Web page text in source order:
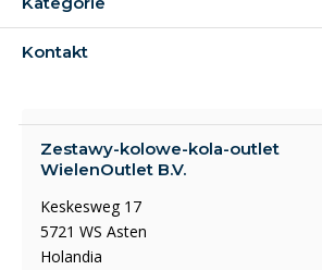
Kontakt
Zestawy-kolowe-kola-outlet
WielenOutlet B.V.
Keskesweg 17
5721 WS Asten
Holandia